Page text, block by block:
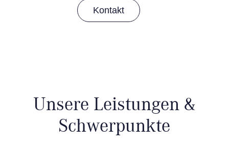
Kontakt
Unsere Leistungen &
Schwerpunkte